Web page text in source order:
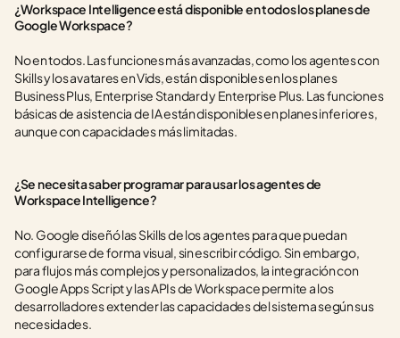
¿Workspace Intelligence está disponible en todos los planes de
Google Workspace?
No en todos. Las funciones más avanzadas, como los agentes con
Skills y los avatares en Vids, están disponibles en los planes
Business Plus, Enterprise Standard y Enterprise Plus. Las funciones
básicas de asistencia de IA están disponibles en planes inferiores,
aunque con capacidades más limitadas.
¿Se necesita saber programar para usar los agentes de
Workspace Intelligence?
No. Google diseñó las Skills de los agentes para que puedan
configurarse de forma visual, sin escribir código. Sin embargo,
para flujos más complejos y personalizados, la integración con
Google Apps Script y las APIs de Workspace permite a los
desarrolladores extender las capacidades del sistema según sus
necesidades.